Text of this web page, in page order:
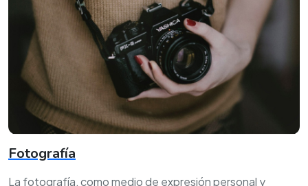
Fotografía
La fotografía, como medio de expresión personal y